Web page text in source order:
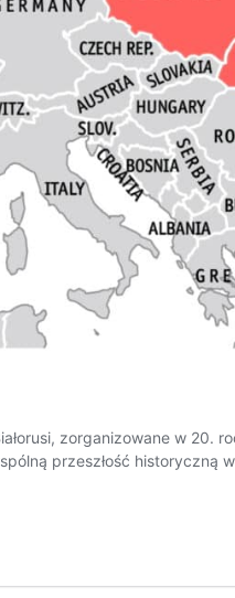
zorganizowane w 20.
przeszłość historyczną